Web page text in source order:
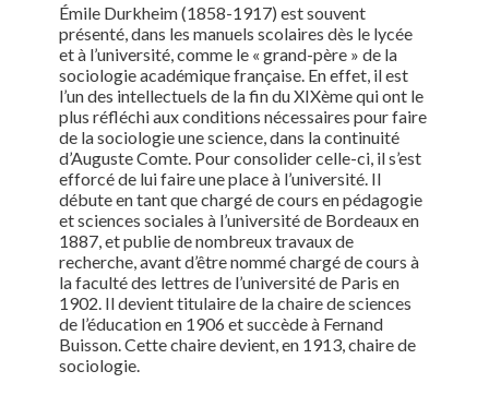
Émile Durkheim (1858-1917) est souvent
présenté, dans les manuels scolaires dès le lycée
et à l’université, comme le « grand-père » de la
sociologie académique française. En effet, il est
l’un des intellectuels de la fin du XIXème qui ont le
plus réfléchi aux conditions nécessaires pour faire
de la sociologie une science, dans la continuité
d’Auguste Comte. Pour consolider celle-ci, il s’est
efforcé de lui faire une place à l’université. Il
débute en tant que chargé de cours en pédagogie
et sciences sociales à l’université de Bordeaux en
1887, et publie de nombreux travaux de
recherche, avant d’être nommé chargé de cours à
la faculté des lettres de l’université de Paris en
1902. Il devient titulaire de la chaire de sciences
de l’éducation en 1906 et succède à Fernand
Buisson. Cette chaire devient, en 1913, chaire de
sociologie.